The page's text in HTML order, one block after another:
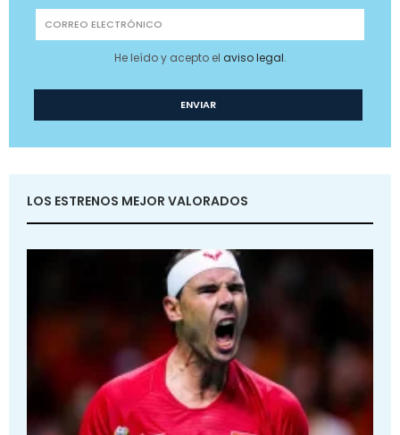
He leído y acepto el aviso legal.
LOS ESTRENOS MEJOR VALORADOS